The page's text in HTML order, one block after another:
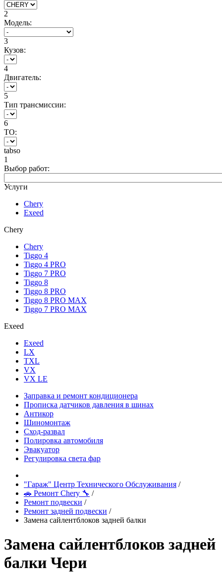
2
Модель:
3
Кузов:
4
Двигатель:
5
Тип трансмиссии:
6
ТО:
tabso
1
Выбор работ:
Услуги
Chery
Exeed
Chery
Chery
Tiggo 4
Tiggo 4 PRO
Tiggo 7 PRO
Tiggo 8
Tiggo 8 PRO
Tiggo 8 PRO MAX
Tiggo 7 PRO MAX
Exeed
Exeed
LX
TXL
VX
VX LE
Заправка и ремонт кондиционера
Прописка датчиков давления в шинах
Антикор
Шиномонтаж
Сход-развал
Полировка автомобиля
Эвакуатор
Регулировка света фар
"Гараж" Центр Технического Обслуживания /
🚗 Ремонт Chery 🔧 /
Ремонт подвески /
Ремонт задней подвески /
Замена сайлентблоков задней балки
Замена сайлентблоков задней
балки Чери